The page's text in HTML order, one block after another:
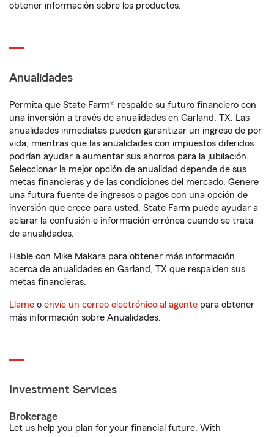
obtener información sobre los productos.
Anualidades
Permita que State Farm® respalde su futuro financiero con
una inversión a través de anualidades en Garland, TX. Las
anualidades inmediatas pueden garantizar un ingreso de por
vida, mientras que las anualidades con impuestos diferidos
podrían ayudar a aumentar sus ahorros para la jubilación.
Seleccionar la mejor opción de anualidad depende de sus
metas financieras y de las condiciones del mercado. Genere
una futura fuente de ingresos o pagos con una opción de
inversión que crece para usted. State Farm puede ayudar a
aclarar la confusión e información errónea cuando se trata
de anualidades.
Hable con Mike Makara para obtener más información
acerca de anualidades en Garland, TX que respalden sus
metas financieras.
Llame o envíe un correo electrónico al agente para obtener
más información sobre Anualidades.
Investment Services
Brokerage
Let us help you plan for your financial future. With